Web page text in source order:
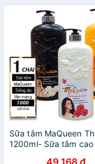
Sữa tắm MaQueen
1200ml- Sữa tắm
49.168 đ